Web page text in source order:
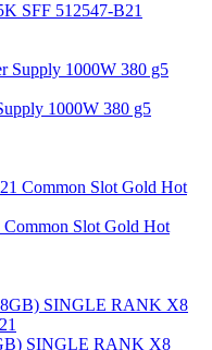
SFF 512547-B21
1000W 380 g5
Slot Gold Hot
SINGLE RANK X8